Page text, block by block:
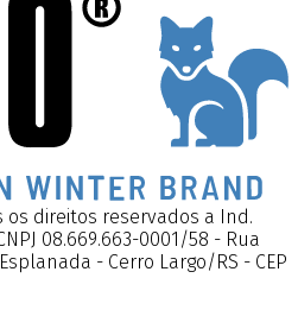
os direitos reservados a Ind.
08.669.663-0001/58 - Rua
- Cerro Largo/RS - CEP